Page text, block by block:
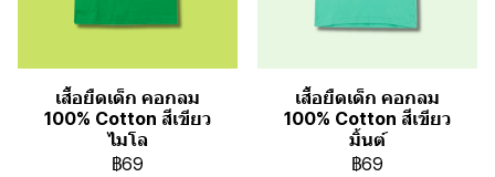
เสื้อยืดเด็ก คอกลม
100% Cotton สีเขียว
ไมโล
฿69
เสื้อยืดเด็ก คอกลม
100% Cotton สีเขียว
มิ้นต์
฿69